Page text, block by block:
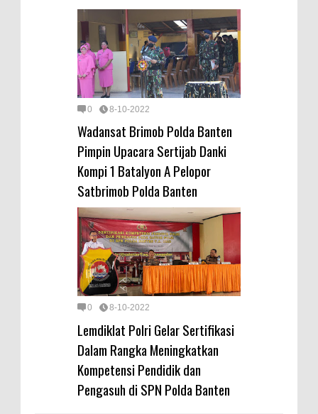
0 8-10-2022
Wadansat Brimob Polda Banten
Pimpin Upacara Sertijab Danki
Kompi 1 Batalyon A Pelopor
Satbrimob Polda Banten
0 8-10-2022
Lemdiklat Polri Gelar Sertifikasi
Dalam Rangka Meningkatkan
Kompetensi Pendidik dan
Pengasuh di SPN Polda Banten